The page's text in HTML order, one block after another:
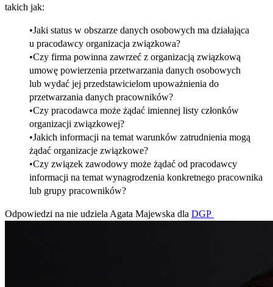
takich jak:
Jaki status w obszarze danych osobowych ma działająca
u pracodawcy organizacja związkowa?
Czy firma powinna zawrzeć z organizacją związkową
umowę powierzenia przetwarzania danych osobowych
lub wydać jej przedstawicielom upoważnienia do
przetwarzania danych pracowników?
Czy pracodawca może żądać imiennej listy członków
organizacji związkowej?
Jakich informacji na temat warunków zatrudnienia mogą
żądać organizacje związkowe?
Czy związek zawodowy może żądać od pracodawcy
informacji na temat wynagrodzenia konkretnego pracownika
lub grupy pracowników?
Odpowiedzi na nie udziela Agata Majewska dla DGP